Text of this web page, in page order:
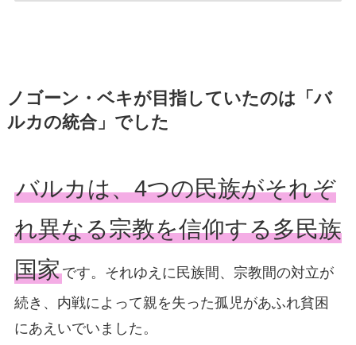
ノゴーン・ベキが目指していたのは「バ
ルカの統合」でした
バルカは、4つの民族がそれぞ
れ異なる宗教を信仰する多民族
国家です。それゆえに民族間、宗教間の対立が
続き、内戦によって親を失った孤児があふれ貧困
にあえいでいました。